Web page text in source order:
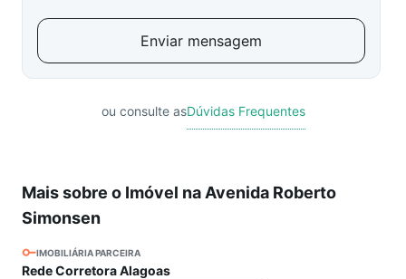
Enviar mensagem
ou consulte asDúvidas Frequentes
Mais sobre o Imóvel na Avenida Roberto
Simonsen
IMOBILIÁRIA PARCEIRA
Rede Corretora Alagoas